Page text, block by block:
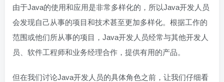
由于Java的使用和应用是非常多样化的，所以Java开发人员
会发现自己从事的项目和技术甚至更加多样化。根据工作的
范围或他们所从事的项目，Java开发人员经常与其他开发人
员、软件工程师和业务经理合作，提供有用的产品。
但在我们讨论Java开发人员的具体角色之前，让我们仔细看